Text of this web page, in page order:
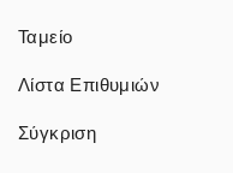
Ταμείο
Λίστα Επιθυμιών
Σύγκριση